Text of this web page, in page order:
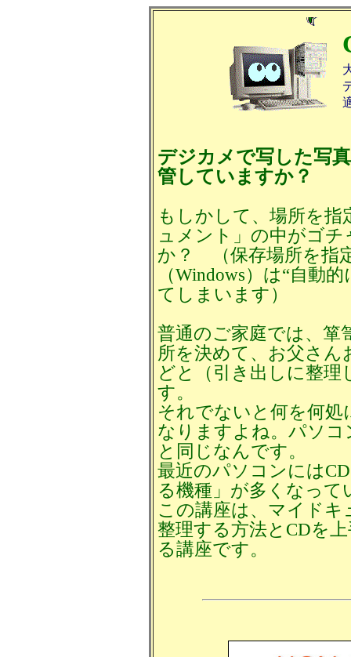
デジカメで写した写
管していますか？
もしかして、場所を
ュメント」の中がゴ
か？ （保存場所を指
（Windows）は“自動
てしまいます）
普通のご家庭では、箪
所を決めて、お父さん
どと（引き出しに整
す。
それでないと何を何
なりますよね。パソ
と同じなんです。
最近のパソコンには
る機種」が多くなって
この講座は、マイド
整理する方法とCDを
る講座です。